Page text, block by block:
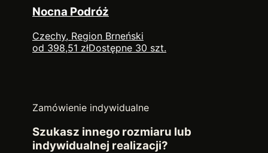
Nocna Podróż
Czechy, Region Brneński
od 398,51 złDostępne 30 szt.
Zamówienie indywidualne
Szukasz innego rozmiaru lub
indywidualnej realizacji?